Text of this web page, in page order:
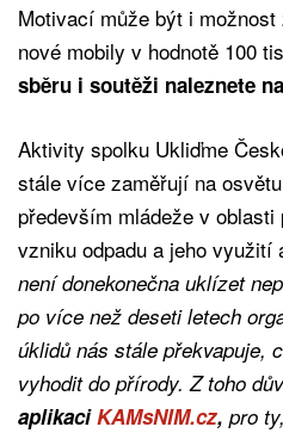
Motivací může být i
nové mobily v hodnotě 100
sběru i soutěži naleznete na
Aktivity spolku Ukliďme
stále více zaměřují na
především mládeže v
vzniku odpadu a jeho využití
není donekonečna uklízet
po více než deseti letech
úklidů nás stále překvapuje,
vyhodit do přírody. Z toho
aplikaciKAMsNIM.cz, pro